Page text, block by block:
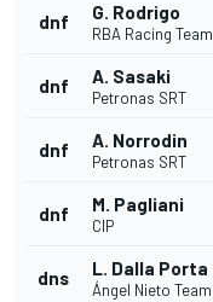
dnf G. Rodrigo
RBA Racing Team
dnf A. Sasaki
Petronas SRT
dnf A. Norrodin
Petronas SRT
dnf M. Pagliani
CIP
dns L. Dalla Porta
Ángel Nieto Team